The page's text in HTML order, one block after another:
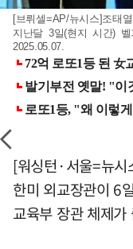
[브뤼셀=AP/뉴시스]조태
지난달 3일(현지 시간)
2025.05.07.
[워싱턴·서울=뉴
한미 외교장관이 6
교육부 장관 체제